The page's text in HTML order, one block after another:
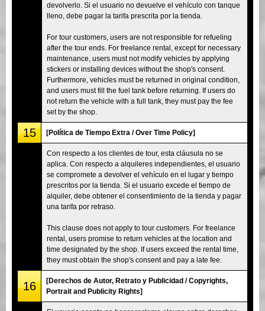
devolverlo. Si el usuario no devuelve el vehículo con tanque
lleno, debe pagar la tarifa prescrita por la tienda.
For tour customers, users are not responsible for refueling
after the tour ends. For freelance rental, except for necessary
maintenance, users must not modify vehicles by applying
stickers or installing devices without the shop's consent.
Furthermore, vehicles must be returned in original condition,
and users must fill the fuel tank before returning. If users do
not return the vehicle with a full tank, they must pay the fee
set by the shop.
15 [Política de Tiempo Extra / Over Time Policy]
Con respecto a los clientes de tour, esta cláusula no se
aplica. Con respecto a alquileres independientes, el usuario
se compromete a devolver el vehículo en el lugar y tiempo
prescritos por la tienda. Si el usuario excede el tiempo de
alquiler, debe obtener el consentimiento de la tienda y pagar
una tarifa por retraso.
This clause does not apply to tour customers. For freelance
rental, users promise to return vehicles at the location and
time designated by the shop. If users exceed the rental time,
they must obtain the shop's consent and pay a late fee.
16
[Derechos de Autor, Retrato y Publicidad / Copyrights,
Portrait and Publicity Rights]